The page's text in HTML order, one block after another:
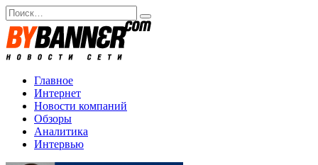
Перейти
к
содержанию
Search
for:
Главное
Интернет
Новости компаний
Обзоры
Аналитика
Интервью